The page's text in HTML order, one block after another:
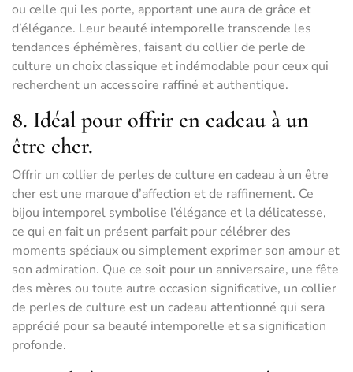
ou celle qui les porte, apportant une aura de grâce et
d’élégance. Leur beauté intemporelle transcende les
tendances éphémères, faisant du collier de perle de
culture un choix classique et indémodable pour ceux qui
recherchent un accessoire raffiné et authentique.
8. Idéal pour offrir en cadeau à un
être cher.
Offrir un collier de perles de culture en cadeau à un être
cher est une marque d’affection et de raffinement. Ce
bijou intemporel symbolise l’élégance et la délicatesse,
ce qui en fait un présent parfait pour célébrer des
moments spéciaux ou simplement exprimer son amour et
son admiration. Que ce soit pour un anniversaire, une fête
des mères ou toute autre occasion significative, un collier
de perles de culture est un cadeau attentionné qui sera
apprécié pour sa beauté intemporelle et sa signification
profonde.